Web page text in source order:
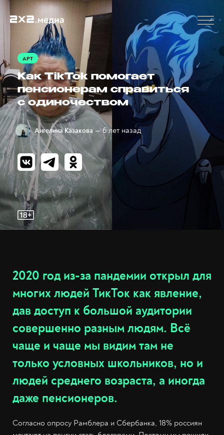
АРТ
Как TikTok помогает
пенсионерам справиться
с одиночеством
Ангелина Казакова — 6 лет назад
2020 год из-за пандемии открыл для
многих людей ТикТок как явление,
дав доступ к большой аудитории
совершенно разным людям. Всё
чаще и чаще мы видим там не
только условных школьников, но и
людей среднего возраста, а иногда
даже пенсионеров.
Согласно опросу Рамблера и Сбербанка, 18% россиян